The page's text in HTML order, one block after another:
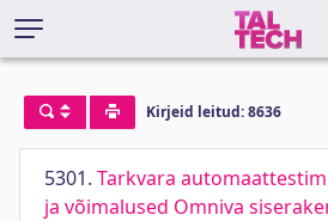
Kirjeid leitud: 8636
5301. Tarkvara
ja võimalused Omniva